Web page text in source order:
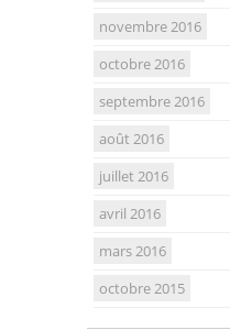
novembre 2016
octobre 2016
septembre 2016
août 2016
juillet 2016
avril 2016
mars 2016
octobre 2015